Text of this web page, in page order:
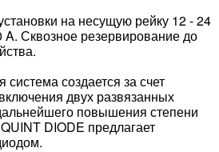
на несущую рейку 12 - 24
Сквозное резервирование до
создается за счет
двух развязанных
повышения степени
DIODE предлагает